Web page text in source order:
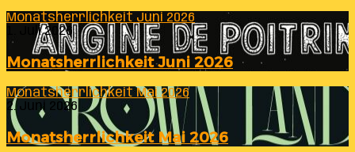
Monatsherrlichkeit Juni 2026
1. Juli 2026
Monatsherrlichkeit Juni 2026
Monatsherrlichkeit Mai 2026
2. Juni 2026
Monatsherrlichkeit Mai 2026